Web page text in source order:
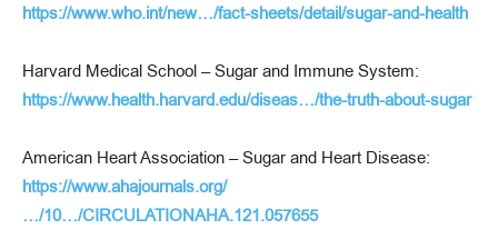
https://www.who.int/new…/fact-sheets/detail/sugar-and-health
Harvard Medical School – Sugar and Immune System:
https://www.health.harvard.edu/diseas…/the-truth-about-sugar
American Heart Association – Sugar and Heart Disease:
https://www.ahajournals.org/
…/10…/CIRCULATIONAHA.121.057655